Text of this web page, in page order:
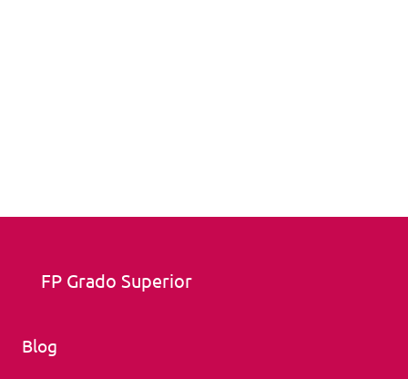
FP Grado Superior
Blog